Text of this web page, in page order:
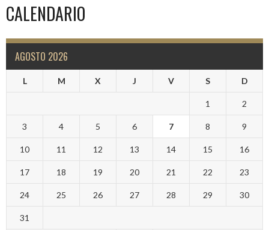
CALENDARIO
AGOSTO 2026
L M X J V S D
1 2
3 4 5 6 7 8 9
10 11 12 13 14 15 16
17 18 19 20 21 22 23
24 25 26 27 28 29 30
31